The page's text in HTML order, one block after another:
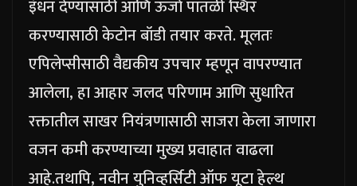
इंधन देण्यासाठी आणि ऊर्जा पातळी स्थिर
करण्यासाठी केटोन बॉडी तयार करते. मूलतः
एपिलेप्सीसाठी वैद्यकीय उपचार म्हणून वापरण्यात
आलेला, हा आहार जलद परिणाम आणि सुधारित
रक्तातील साखर नियंत्रणासाठी साजरा केला जाणारा
वजन कमी करण्याच्या मुख्य प्रवाहात वाढला
आहे.तथापि, नवीन युनिव्हर्सिटी ऑफ यूटा हेल्थ